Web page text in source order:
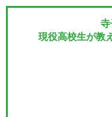
寺
現役高校生が教